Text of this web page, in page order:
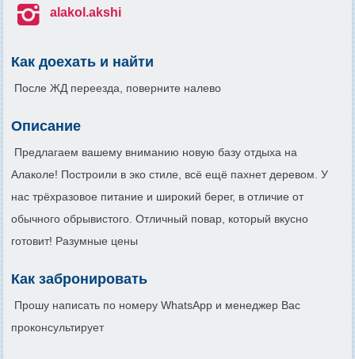
 alakol.akshi
Как доехать и найти
После ЖД переезда, поверните налево
Описание
Предлагаем вашему вниманию новую базу отдыха на
Алаколе! Построили в эко стиле, всё ещё пахнет деревом. У
нас трёхразовое питание и широкий берег, в отличие от
обычного обрывистого. Отличный повар, который вкусно
готовит! Разумные цены
Как забронировать
Прошу написать по номеру WhatsApp и менеджер Вас
проконсультирует